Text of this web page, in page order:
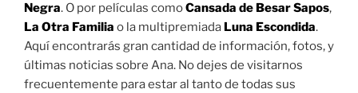
Negra. O por películas comoCansada de Besar Sapos,
La Otra Familia o la multipremiada Luna Escondida.
Aquí encontrarás gran cantidad de información, fotos, y
últimas noticias sobre Ana. No dejes de visitarnos
frecuentemente para estar al tanto de todas sus